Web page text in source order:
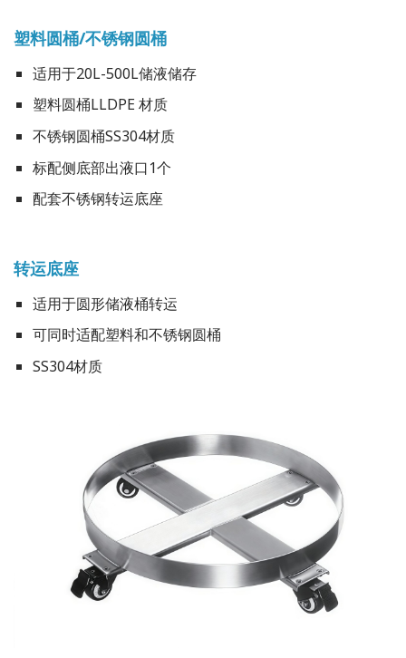
塑料圆桶/不锈钢圆桶
适用于20L-500L储液储存
塑料圆桶LLDPE 材质
不锈钢圆桶SS304材质
标配侧底部出液口1个
配套不锈钢转运底座
转运底座
适用于圆形储液桶转运
可同时适配塑料和不锈钢圆桶
SS304材质